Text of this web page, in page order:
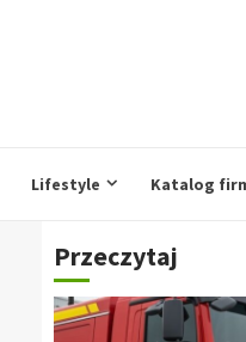
Lifestyle Katalog
Przeczytaj